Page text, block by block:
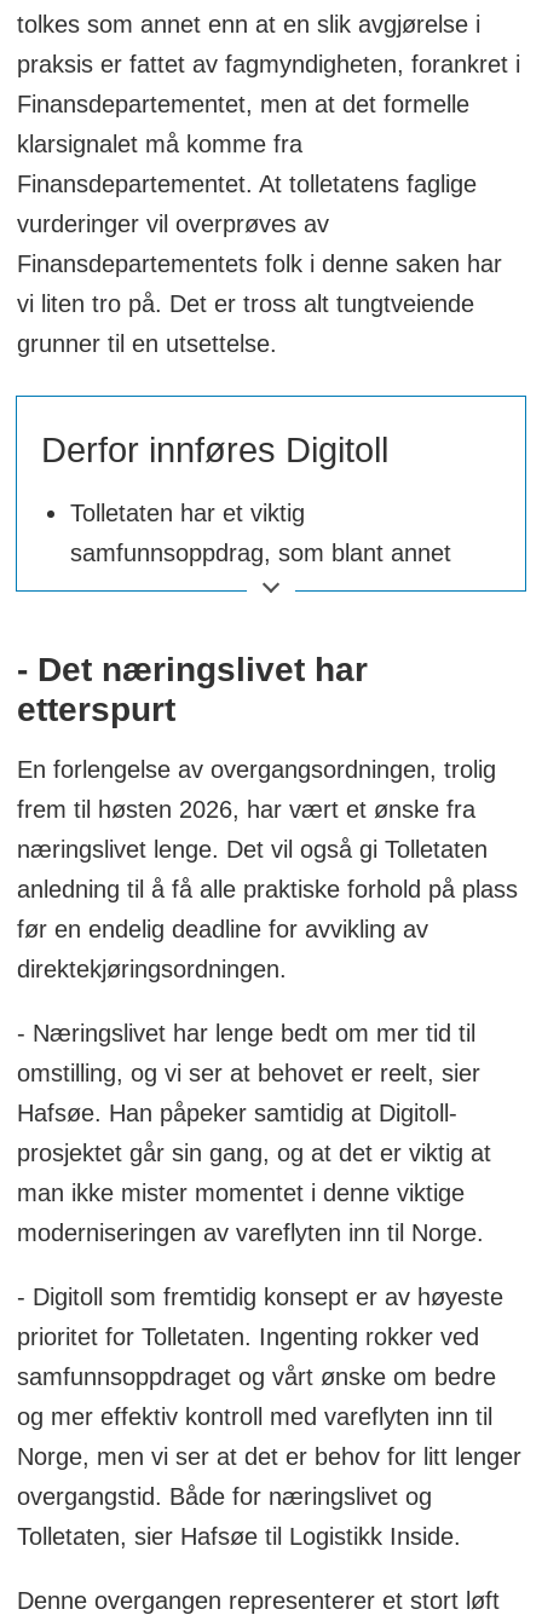
tolkes som annet enn at en slik avgjørelse i
praksis er fattet av fagmyndigheten, forankret i
Finansdepartementet, men at det formelle
klarsignalet må komme fra
Finansdepartementet. At tolletatens faglige
vurderinger vil overprøves av
Finansdepartementets folk i denne saken har
vi liten tro på. Det er tross alt tungtveiende
grunner til en utsettelse.
Derfor innføres Digitoll
Tolletaten har et viktig
samfunnsoppdrag, som blant annet
inkluderer å trygge lanets grenser mot
staten inntekter ved vareimport.
Hver dag kommer det inn mye varer inn
til Norge fra andre land. Kun en liten
andel av disse forsendelsene blir fysisk
kontrollert. En utfordring ved dagens
tollregime er at dagens tollregime i
hovedsak baserer seg på at Tolletaten
først etter at varene har ankommet
som er importert.
Ved overgangen til Digitoll tar Tolletaten
i bruk et mer effektivt digitalt
(eller senest ved grensepassering).
Løsningen setter mye strengere krav til
aktørene i verdikjeden om å levere riktig
informasjon digitalt og i tide.
Kongstanken er at Tolletaten ved å
effektiv kontroll av importstrømmene.
- Det næringslivet har
etterspurt
En forlengelse av overgangsordningen, trolig
frem til høsten 2026, har vært et ønske fra
næringslivet lenge. Det vil også gi Tolletaten
anledning til å få alle praktiske forhold på plass
før en endelig deadline for avvikling av
direktekjøringsordningen.
- Næringslivet har lenge bedt om mer tid til
omstilling, og vi ser at behovet er reelt, sier
Hafsøe. Han påpeker samtidig at Digitoll-
prosjektet går sin gang, og at det er viktig at
man ikke mister momentet i denne viktige
moderniseringen av vareflyten inn til Norge.
- Digitoll som fremtidig konsept er av høyeste
prioritet for Tolletaten. Ingenting rokker ved
samfunnsoppdraget og vårt ønske om bedre
og mer effektiv kontroll med vareflyten inn til
Norge, men vi ser at det er behov for litt lenger
overgangstid. Både for næringslivet og
Tolletaten, sier Hafsøe til Logistikk Inside.
Denne overgangen representerer et stort løft